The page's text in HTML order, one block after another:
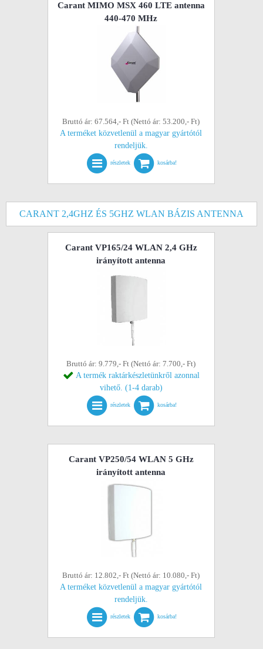
Carant MIMO MSX 460 LTE antenna
440-470 MHz
Bruttó ár: 67.564,- Ft (Nettó ár: 53.200,- Ft)
A terméket közvetlenül a magyar gyártótól
rendeljük.
részletek kosárba!
CARANT 2,4GHZ ÉS 5GHZ WLAN BÁZIS ANTENNA
Carant VP165/24 WLAN 2,4 GHz
irányított antenna
Bruttó ár: 9.779,- Ft (Nettó ár: 7.700,- Ft)
A termék raktárkészletünkről azonnal
vihető. (1-4 darab)
részletek kosárba!
Carant VP250/54 WLAN 5 GHz
irányított antenna
Bruttó ár: 12.802,- Ft (Nettó ár: 10.080,- Ft)
A terméket közvetlenül a magyar gyártótól
rendeljük.
részletek kosárba!